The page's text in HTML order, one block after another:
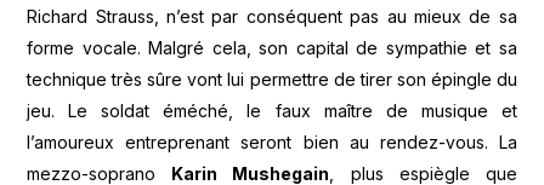
Richard Strauss, n’est par conséquent pas au mieux de sa
forme vocale. Malgré cela, son capital de sympathie et sa
technique très sûre vont lui permettre de tirer son épingle du
jeu. Le soldat éméché, le faux maître de musique et
l’amoureux entreprenant seront bien au rendez-vous. La
mezzo-soprano Karin Mushegain , plus espiègle que